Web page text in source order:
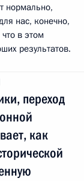
нормально,
нас, конечно,
в этом
результатов.
переход
как